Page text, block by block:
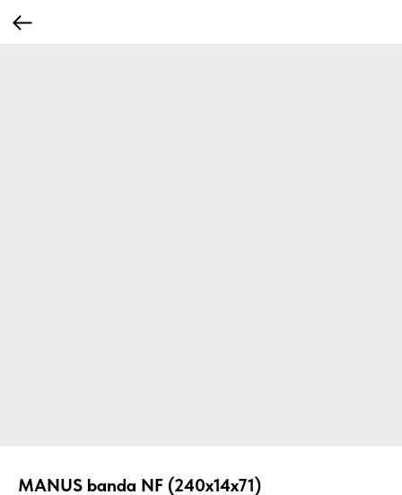
MANUS banda NF (240x14x71)